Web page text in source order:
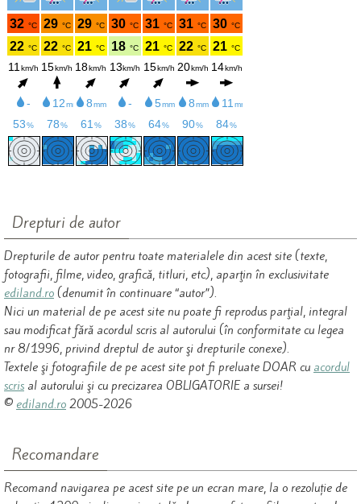
Drepturi de autor
Drepturile de autor pentru toate materialele din acest site (texte,
fotografii, filme, video, grafică, titluri, etc), aparţin în exclusivitate
ediland.ro (denumit în continuare “autor”).
Nici un material de pe acest site nu poate fi reprodus parţial, integral
sau modificat fără acordul scris al autorului (în conformitate cu legea
nr 8/1996, privind dreptul de autor şi drepturile conexe).
Textele şi fotografiile de pe acest site pot fi preluate DOAR cu acordul
scris al autorului şi cu precizarea OBLIGATORIE a sursei!
© ediland.ro 2005-2026
Recomandare
Recomand navigarea pe acest site pe un ecran mare, la o rezoluție de